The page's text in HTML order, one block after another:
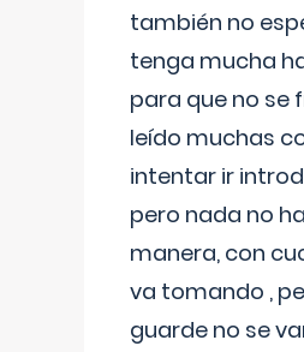
también no
tenga mucha
para que no se
leído muchas
intentar ir
pero nada no
manera, con
va tomando ,
guarde no se